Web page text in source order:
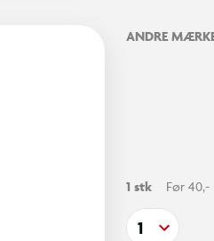
ANDRE
1 stk Før 40,-
1